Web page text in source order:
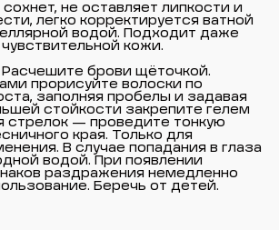
не оставляет липкости и
легко корректируется ватной
водой. Подходит даже
кожи.
Расчешите брови щёточкой.
прорисуйте волоски по
заполняя пробелы и задавая
стойкости закрепите гелем
стрелок — проведите тонкую
края. Только для
В случае попадания в глаза
водой. При появлении
раздражения немедленно
Беречь от детей.